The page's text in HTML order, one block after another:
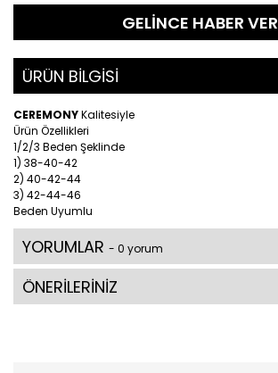
GELİNCE HABER VER
ÜRÜN BİLGİSİ
CEREMONYKalitesiyle
Ürün Özellikleri
1/2/3 Beden Şeklinde
1) 38-40-42
2) 40-42-44
3) 42-44-46
Beden Uyumlu
YORUMLAR - 0 yorum
ÖNERİLERİNİZ